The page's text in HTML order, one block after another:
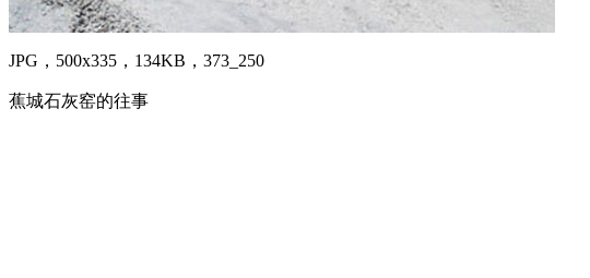
JPG，500x335，134KB，373_250
蕉城石灰窑的往事